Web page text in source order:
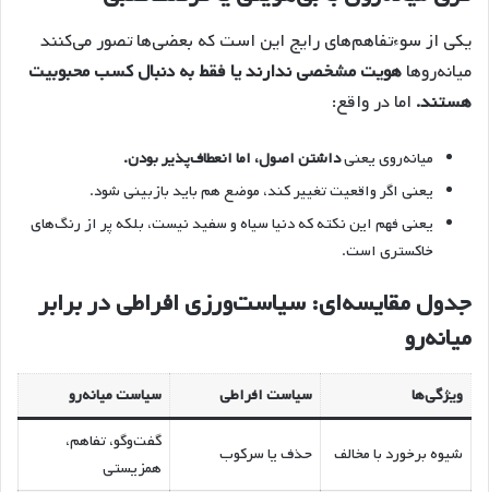
یکی از سوءتفاهم‌های رایج این است که بعضی‌ها تصور می‌کنند
میانه‌روهاهویت مشخصی ندارند یا فقط به دنبال کسب محبوبیت
هستند. اما در واقع:
میانه‌روی یعنیداشتن اصول، اما انعطاف‌پذیر بودن.
یعنی اگر واقعیت تغییر کند، موضع هم باید بازبینی شود.
یعنی فهم این نکته که دنیا سیاه و سفید نیست، بلکه پر از رنگ‌های
خاکستری است.
جدول مقایسه‌ای: سیاست‌ورزی افراطی در برابر
میانه‌رو
ویژگی‌ها سیاست افراطی سیاست میانه‌رو
شیوه برخورد با مخالف حذف یا سرکوب
گفت‌وگو، تفاهم،
همزیستی